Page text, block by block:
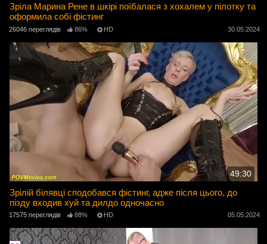
Зріла Марина Рене в шкірі поїбалася з хохалем у пілотку та
оформила собі фістинг
26046 переглядів 86% HD 30.05.2024
49:30
Зрілій білявці сподобався фістинг, адже після цього, до
пізду входив хуй та дилдо одночасно
17575 переглядів 88% HD 05.05.2024